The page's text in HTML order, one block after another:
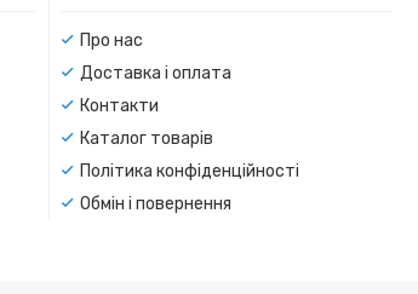
Про нас
Доставка і оплата
Контакти
Каталог товарів
Політика конфіденційності
Обмін і повернення